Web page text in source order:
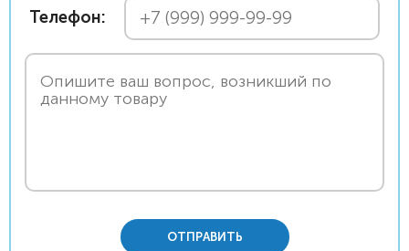
Телефон:
ОТПРАВИТЬ